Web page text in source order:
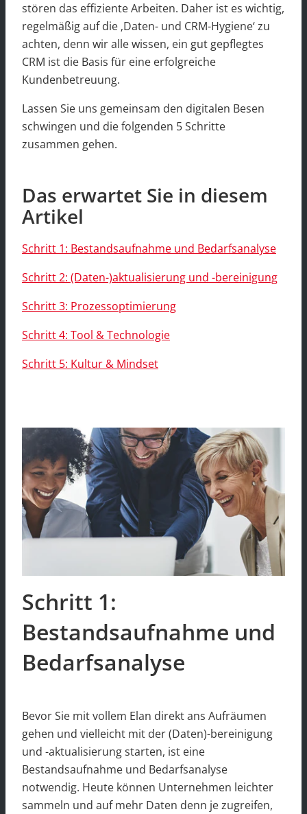
stören das effiziente Arbeiten. Daher ist es wichtig,
regelmäßig auf die ‚Daten- und CRM-Hygiene‘ zu
achten, denn wir alle wissen, ein gut gepflegtes
CRM ist die Basis für eine erfolgreiche
Kundenbetreuung.
Lassen Sie uns gemeinsam den digitalen Besen
schwingen und die folgenden 5 Schritte
zusammen gehen.
Das erwartet Sie in diesem
Artikel
Schritt 1: Bestandsaufnahme und Bedarfsanalyse
Schritt 2: (Daten-)aktualisierung und -bereinigung
Schritt 3: Prozessoptimierung
Schritt 4: Tool & Technologie
Schritt 5: Kultur & Mindset
Schritt 1:
Bestandsaufnahme und
Bedarfsanalyse
Bevor Sie mit vollem Elan direkt ans Aufräumen
gehen und vielleicht mit der (Daten)-bereinigung
und -aktualisierung starten, ist eine
Bestandsaufnahme und Bedarfsanalyse
notwendig. Heute können Unternehmen leichter
sammeln und auf mehr Daten denn je zugreifen,